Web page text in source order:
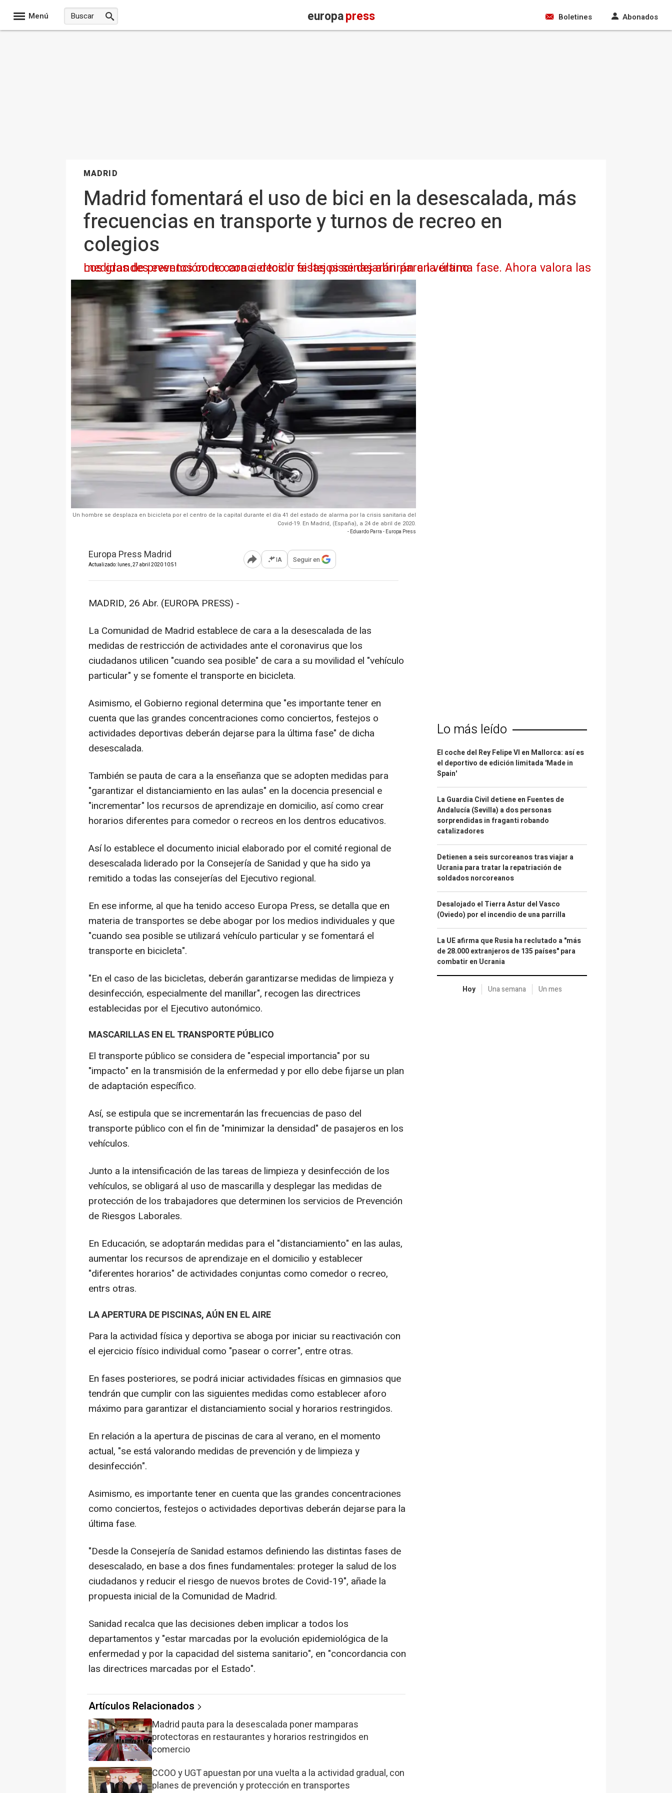
Menú europapress Boletines Abonados
MADRID
Madrid fomentará el uso de bici en la desescalada, más
frecuencias en transporte y turnos de recreo en
colegios
Los grandes eventos como conciertos o festejos se dejarán para la última fase. Ahora valora las medidas de prevención de cara a decidir si las piscinas abrirán en verano
Un hombre se desplaza en bicicleta por el centro de la capital durante el día 41 del estado de alarma por la crisis sanitaria del
Covid-19. En Madrid, (España), a 24 de abril de 2020.
- Eduardo Parra - Europa Press
Europa Press Madrid
Actualizado: lunes, 27 abril 2020 10:51 Abrir opciones para compartir
IA Seguir en
MADRID, 26 Abr. (EUROPA PRESS) -
La Comunidad de Madrid establece de cara a la desescalada de las
medidas de restricción de actividades ante el coronavirus que los
ciudadanos utilicen "cuando sea posible" de cara a su movilidad el "vehículo
particular" y se fomente el transporte en bicicleta.
Asimismo, el Gobierno regional determina que "es importante tener en
cuenta que las grandes concentraciones como conciertos, festejos o
actividades deportivas deberán dejarse para la última fase" de dicha
desescalada.
También se pauta de cara a la enseñanza que se adopten medidas para
"garantizar el distanciamiento en las aulas" en la docencia presencial e
"incrementar" los recursos de aprendizaje en domicilio, así como crear
horarios diferentes para comedor o recreos en los dentros educativos.
Así lo establece el documento inicial elaborado por el comité regional de
desescalada liderado por la Consejería de Sanidad y que ha sido ya
remitido a todas las consejerías del Ejecutivo regional.
En ese informe, al que ha tenido acceso Europa Press, se detalla que en
materia de transportes se debe abogar por los medios individuales y que
"cuando sea posible se utilizará vehículo particular y se fomentará el
transporte en bicicleta".
"En el caso de las bicicletas, deberán garantizarse medidas de limpieza y
desinfección, especialmente del manillar", recogen las directrices
establecidas por el Ejecutivo autonómico.
MASCARILLAS EN EL TRANSPORTE PÚBLICO
El transporte público se considera de "especial importancia" por su
"impacto" en la transmisión de la enfermedad y por ello debe fijarse un plan
de adaptación específico.
Así, se estipula que se incrementarán las frecuencias de paso del
transporte público con el fin de "minimizar la densidad" de pasajeros en los
vehículos.
Junto a la intensificación de las tareas de limpieza y desinfección de los
vehículos, se obligará al uso de mascarilla y desplegar las medidas de
protección de los trabajadores que determinen los servicios de Prevención
de Riesgos Laborales.
En Educación, se adoptarán medidas para el "distanciamiento" en las aulas,
aumentar los recursos de aprendizaje en el domicilio y establecer
"diferentes horarios" de actividades conjuntas como comedor o recreo,
entrs otras.
LA APERTURA DE PISCINAS, AÚN EN EL AIRE
Para la actividad física y deportiva se aboga por iniciar su reactivación con
el ejercicio físico individual como "pasear o correr", entre otras.
En fases posteriores, se podrá iniciar actividades físicas en gimnasios que
tendrán que cumplir con las siguientes medidas como establecer aforo
máximo para garantizar el distanciamiento social y horarios restringidos.
En relación a la apertura de piscinas de cara al verano, en el momento
actual, "se está valorando medidas de prevención y de limpieza y
desinfección".
Asimismo, es importante tener en cuenta que las grandes concentraciones
como conciertos, festejos o actividades deportivas deberán dejarse para la
última fase.
"Desde la Consejería de Sanidad estamos definiendo las distintas fases de
desescalado, en base a dos fines fundamentales: proteger la salud de los
ciudadanos y reducir el riesgo de nuevos brotes de Covid-19", añade la
propuesta inicial de la Comunidad de Madrid.
Sanidad recalca que las decisiones deben implicar a todos los
departamentos y "estar marcadas por la evolución epidemiológica de la
enfermedad y por la capacidad del sistema sanitario", en "concordancia con
las directrices marcadas por el Estado".
Artículos Relacionados
Madrid pauta para la desescalada poner mamparas
protectoras en restaurantes y horarios restringidos en
comercio
CCOO y UGT apuestan por una vuelta a la actividad gradual, con
planes de prevención y protección en transportes
Lo más leído
El coche del Rey Felipe VI en Mallorca: así es
el deportivo de edición limitada 'Made in
Spain'
La Guardia Civil detiene en Fuentes de
Andalucía (Sevilla) a dos personas
sorprendidas in fraganti robando
catalizadores
Detienen a seis surcoreanos tras viajar a
Ucrania para tratar la repatriación de
soldados norcoreanos
Desalojado el Tierra Astur del Vasco
(Oviedo) por el incendio de una parrilla
La UE afirma que Rusia ha reclutado a "más
de 28.000 extranjeros de 135 países" para
combatir en Ucrania
Hoy Una semana Un mes